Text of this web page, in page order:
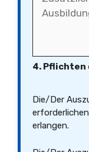
4. Pflichten
Die/Der
erlangen.